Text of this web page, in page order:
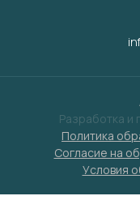
Разработка и
Политика
Согласие на
Условия